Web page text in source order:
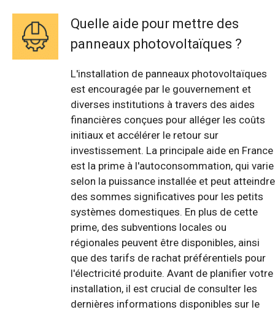
Quelle aide pour mettre des
panneaux photovoltaïques ?
L'installation de panneaux photovoltaïques
est encouragée par le gouvernement et
diverses institutions à travers des aides
financières conçues pour alléger les coûts
initiaux et accélérer le retour sur
investissement. La principale aide en France
est la prime à l'autoconsommation, qui varie
selon la puissance installée et peut atteindre
des sommes significatives pour les petits
systèmes domestiques. En plus de cette
prime, des subventions locales ou
régionales peuvent être disponibles, ainsi
que des tarifs de rachat préférentiels pour
l'électricité produite. Avant de planifier votre
installation, il est crucial de consulter les
dernières informations disponibles sur le